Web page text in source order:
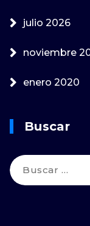
julio 2026
noviembre
enero 2020
Buscar
Buscar: